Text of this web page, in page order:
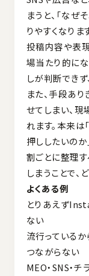
まうと、「な
りやすくなりま
投稿内容や表
場当たり的に
しが判断できず
また、手段あ
せてしまい、
れます。本来は
押ししたいのか
割ごとに整理
しまうことで、
よくある例
とりあえず
ない
流行っている
つながらない
MEO・SNS・